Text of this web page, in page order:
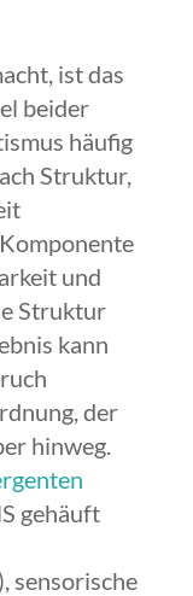
ist das
beider
häufig
Struktur,
und
Struktur
kann
der
hinweg.
gehäuft
sensorische